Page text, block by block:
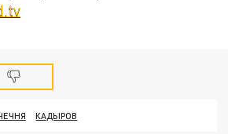
КАДЫРОВ